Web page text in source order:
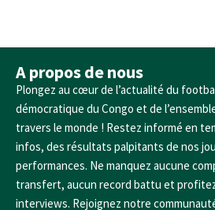
A propos de nous
Plongez au cœur de l’actualité du
démocratique du Congo et de
travers le monde ! Restez informé en
infos, des résultats palpitants de nos
performances. Ne manquez aucune
transfert, aucun record battu et
interviews. Rejoignez notre